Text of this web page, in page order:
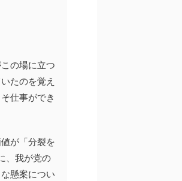
の場に立つ
たのを覚え
仕事ができ
が「分裂を
、我が党の
懸案につい